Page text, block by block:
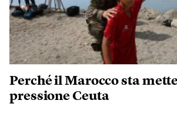
Perché il Marocco sta
pressione Ceuta